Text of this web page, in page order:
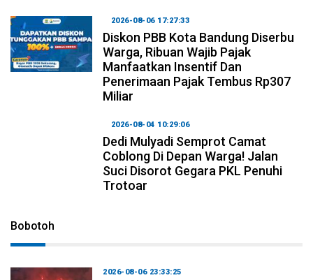
2026-08-06 17:27:33
Diskon PBB Kota Bandung Diserbu
Warga, Ribuan Wajib Pajak
Manfaatkan Insentif Dan
Penerimaan Pajak Tembus Rp307
Miliar
2026-08-04 10:29:06
Dedi Mulyadi Semprot Camat
Coblong Di Depan Warga! Jalan
Suci Disorot Gegara PKL Penuhi
Trotoar
Bobotoh
2026-08-06 23:33:25